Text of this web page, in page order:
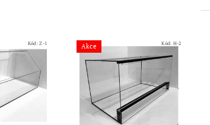
Kód:Z-1 Akce Kód: H-2